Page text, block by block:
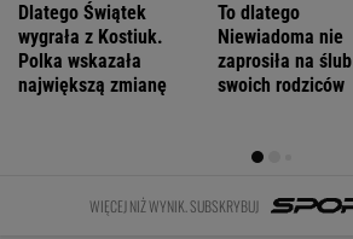
Dlatego Świątek
wygrała z Kostiuk.
Polka wskazała
największą zmianę
To dlatego
Niewiadoma nie
zaprosiła na ślub
swoich rodziców
WIĘCEJ NIŻ WYNIK. SUBSKRYBUJ